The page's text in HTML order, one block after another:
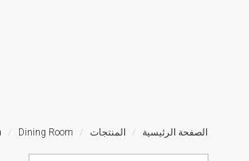
Dining Room المنتجات الصفحة الرئيسية